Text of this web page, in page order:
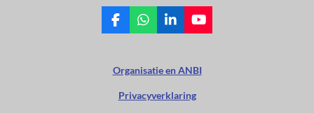
F
a
b
o
W
h
s
p
L
i
e
I
Y
o
u
Organisatie en ANBI
Privacyverklaring